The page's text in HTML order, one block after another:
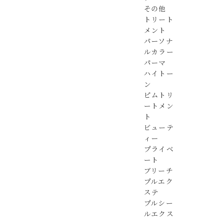
その他
トリート
メント
パーソナ
ルカラー
パーマ
ハイトー
ン
ピムトリ
ートメン
ト
ビューテ
ィー
プライベ
ート
ブリーチ
プルエク
ステ
プルシー
ルエクス